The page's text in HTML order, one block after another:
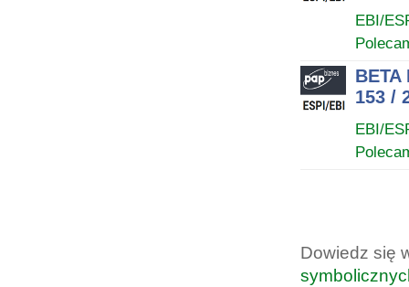
EBI/
153 /
EBI/
Dowiedz się